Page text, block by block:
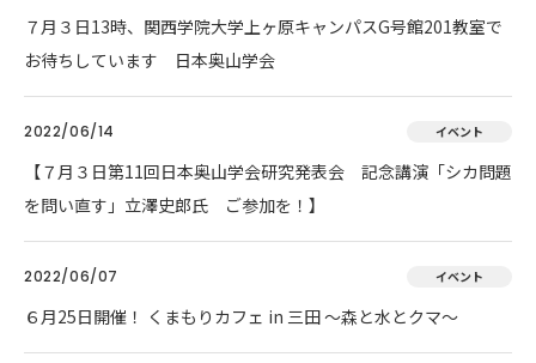
７月３日13時、関西学院大学上ヶ原キャンパスG号館201教室で
お待ちしています 日本奥山学会
2022/06/14 イベント
【７月３日第11回日本奥山学会研究発表会 記念講演「シカ問題
を問い直す」立澤史郎氏 ご参加を！】
2022/06/07 イベント
６月25日開催！ くまもりカフェ in 三田 ～森と水とクマ～